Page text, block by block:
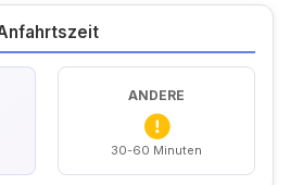
ANDERE
30-60 Minuten